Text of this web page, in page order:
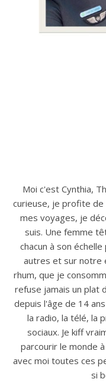
Moi c'est Cynthia,
curieuse, je profite de
mes voyages, je
suis. Une femme
chacun à son
autres et sur notre
rhum, que je
refuse jamais un plat
depuis l'âge de 14
la radio, la télé, la
sociaux. Je kiff
parcourir le monde
avec moi toutes ces
si